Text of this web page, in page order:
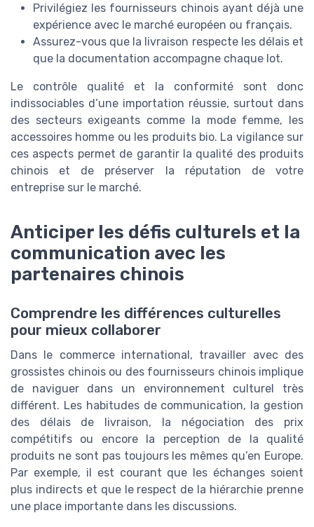
Privilégiez les fournisseurs chinois ayant déjà une
expérience avec le marché européen ou français.
Assurez-vous que la livraison respecte les délais et
que la documentation accompagne chaque lot.
Le contrôle qualité et la conformité sont donc
indissociables d’une importation réussie, surtout dans
des secteurs exigeants comme la mode femme, les
accessoires homme ou les produits bio. La vigilance sur
ces aspects permet de garantir la qualité des produits
chinois et de préserver la réputation de votre
entreprise sur le marché.
Anticiper les défis culturels et la
communication avec les
partenaires chinois
Comprendre les différences culturelles
pour mieux collaborer
Dans le commerce international, travailler avec des
grossistes chinois ou des fournisseurs chinois implique
de naviguer dans un environnement culturel très
différent. Les habitudes de communication, la gestion
des délais de livraison, la négociation des prix
compétitifs ou encore la perception de la qualité
produits ne sont pas toujours les mêmes qu’en Europe.
Par exemple, il est courant que les échanges soient
plus indirects et que le respect de la hiérarchie prenne
une place importante dans les discussions.